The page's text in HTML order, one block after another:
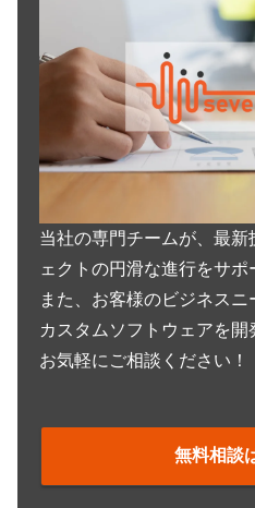
当社の専門チームが、最
ェクトの円滑な進行をサポ
また、お客様のビジネス
カスタムソフトウェアを開
お気軽にご相談ください！
無料相談